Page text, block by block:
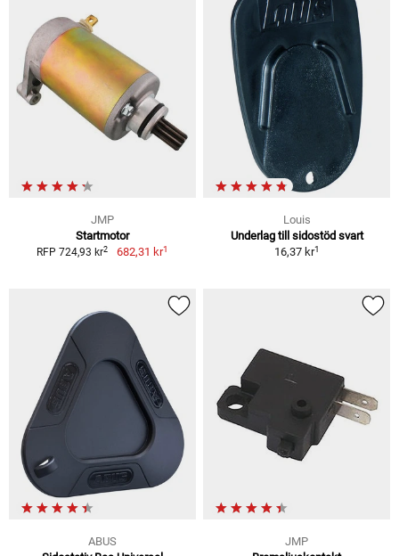
JMP
Startmotor
RFP 724,93 kr2 682,31 kr1
Louis
Underlag till sidostöd svart
16,37 kr1
ABUS
JMP